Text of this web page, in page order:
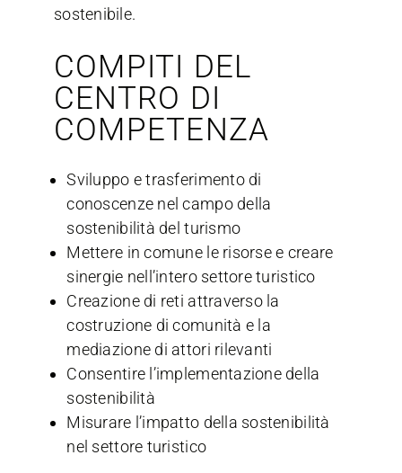
sostenibile.
COMPITI DEL
CENTRO DI
COMPETENZA
Sviluppo e trasferimento di
conoscenze nel campo della
sostenibilità del turismo
Mettere in comune le risorse e creare
sinergie nell’intero settore turistico
Creazione di reti attraverso la
costruzione di comunità e la
mediazione di attori rilevanti
Consentire l’implementazione della
sostenibilità
Misurare l’impatto della sostenibilità
nel settore turistico